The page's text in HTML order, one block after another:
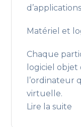
Matériel et
Chaque
logiciel
l’ordinateur
virtuelle.
Lire la suite